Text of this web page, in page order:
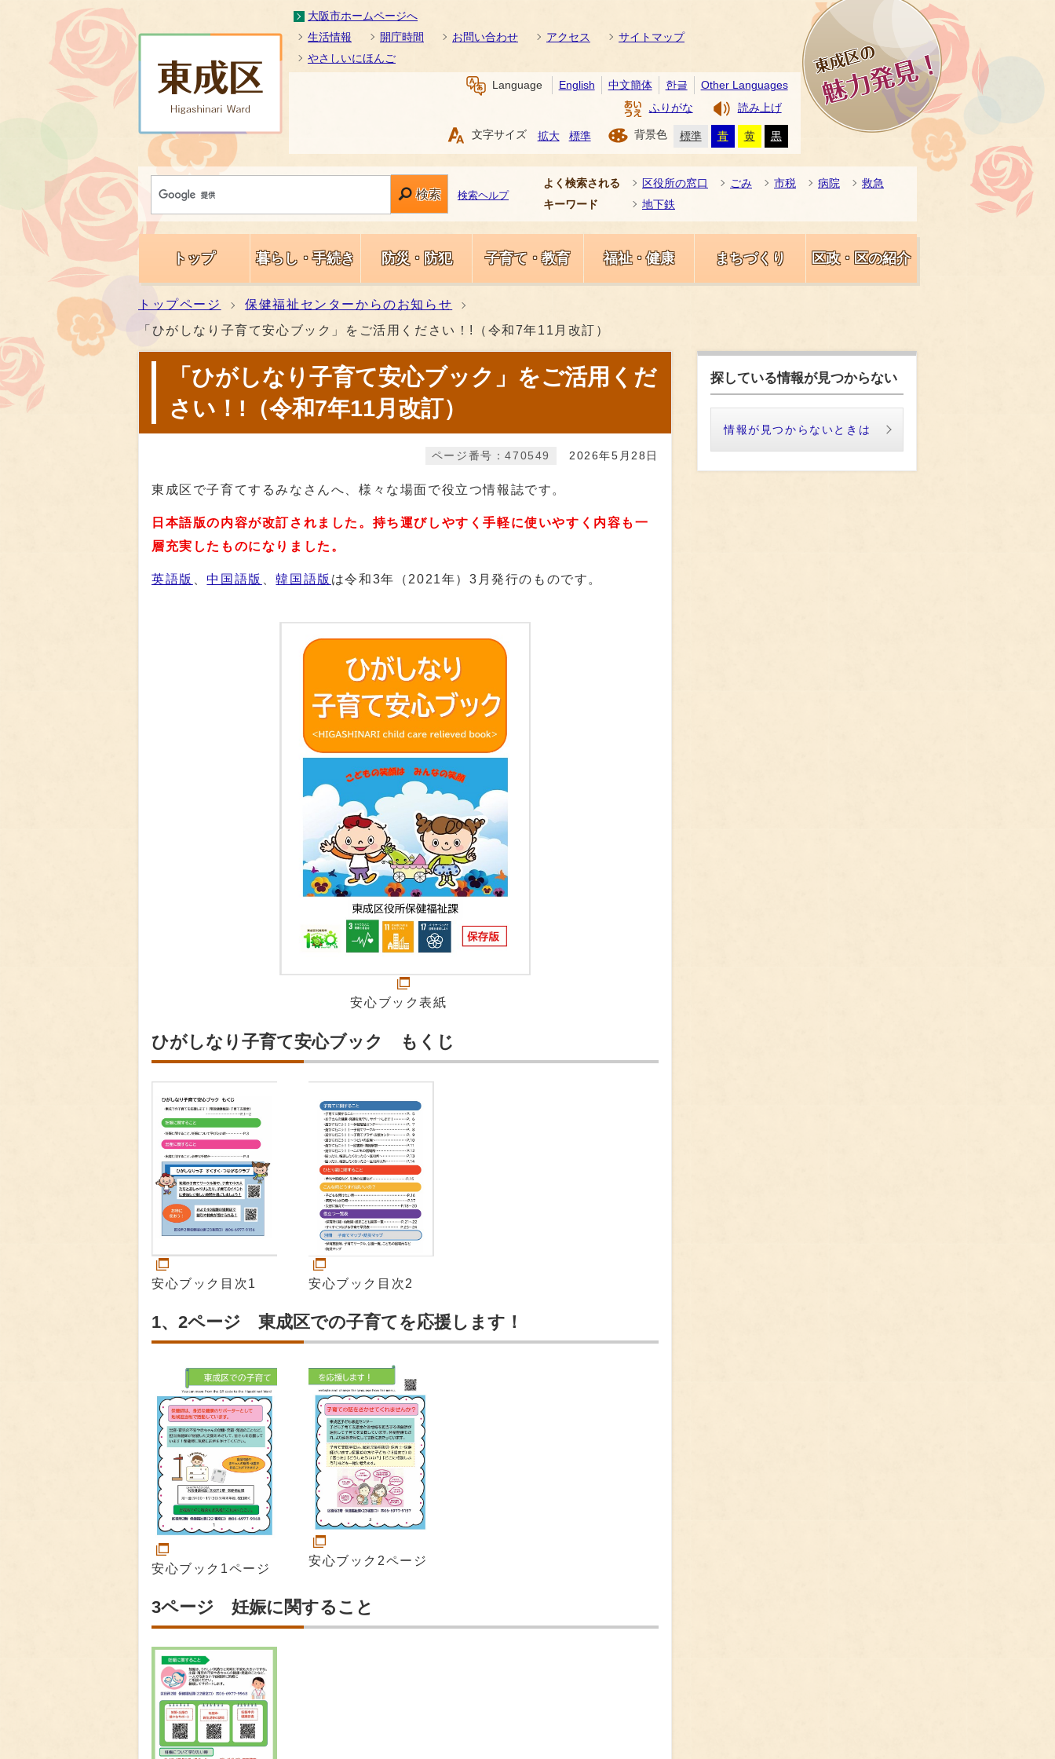
大阪市ホームページへ
生活情報
開庁時間 お問い合わせ アクセス
サイトマップ
やさしいにほんご
Language English 中文簡体 한글
Other Languages
ふりがな
読み上げ
文字サイズ 拡大 標準 背景色 標準 青 黄 黒
検索 検索ヘルプ
よく検索される
キーワード
区役所の窓口 ごみ 市税 病院
救急
地下鉄
トップ 暮らし・手続き 防災・防犯 子育て・教育 福祉・健康 まちづくり 区政・区の紹介
トップページ
保健福祉センターからのお知らせ
「ひがしなり子育て安心ブック」をご活用ください！!（令和7年11月改訂）
「ひがしなり子育て安心ブック」をご活用くだ
さい！!（令和7年11月改訂）
2026年5月28日
ページ番号：470549
東成区で子育てするみなさんへ、様々な場面で役立つ情報誌です。
日本語版の内容が改訂されました。持ち運びしやすく手軽に使いやすく内容も一
層充実したものになりました。
英語版 、中国語版 、韓国語版 は令和3年（2021年）3月発行のものです。
安心ブック表紙
ひがしなり子育て安心ブック もくじ
安心ブック目次1 安心ブック目次2
1、2ページ 東成区での子育てを応援します！
安心ブック1ページ
安心ブック2ページ
3ページ 妊娠に関すること
探している情報が見つからない
情報が見つからないときは